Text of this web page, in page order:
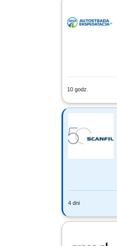
10 godz.
4 dni